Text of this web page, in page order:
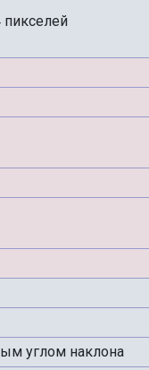
пикселей
углом наклона